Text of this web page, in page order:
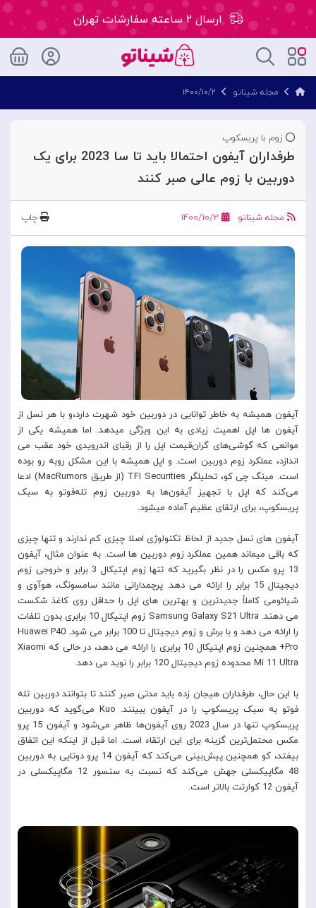
ارسال ۲ ساعته سفارشات تهران
۵۰ هزار تومان تخفیف اولین سفارش کد: WLC
ارسال ۲ ساعته سفارشات تهران مجله شیناتو ۱۴۰۰/۱۰/۲
زوم با پریسکوپ
طرفداران آیفون احتمالا باید تا سا 2023 برای یک
دوربین با زوم عالی صبر کنند
مجله شیناتو ۱۴۰۰/۱۰/۲ چاپ
آیفون همیشه به خاطر توانایی در دوربین خود شهرت دارد،و با هر نسل از
آیفون ها اپل اهمیت زیادی به این ویژگی میدهد. اما همیشه یکی از
موانعی که گوشی‌های گران‌قیمت اپل را از رقبای اندرویدی خود عقب می
اندازد، عملکرد زوم دوربین است. و اپل همیشه با این مشکل روبه رو بوده
است. مینگ چی کو، تحلیلگر TFI Securities (از طریق MacRumors) ادعا
می‌کند که اپل با تجهیز آیفون‌ها به دوربین زوم تله‌فوتو به سبک
پریسکوپ، برای ارتقای عظیم آماده میشود.
آیفون های نسل جدید از لحاظ تکنولوژی اصلا چیزی کم ندارند و تنها چیزی
که باقی میماند همین عملکرد زوم دوربین ها است. به عنوان مثال، آیفون
13 پرو مکس را در نظر بگیرید که تنها زوم اپتیکال 3 برابر و خروجی زوم
دیجیتال 15 برابر را ارائه می دهد. پرچمدارانی مانند سامسونگ، هوآوی و
شیائومی کاملاً جدیدترین و بهترین های اپل را حداقل روی کاغذ شکست
می دهند. Samsung Galaxy S21 Ultra زوم اپتیکال 10 برابری بدون تلفات
را ارائه می دهد و با برش و زوم دیجیتال تا 100 برابر می شود. Huawei P40
Pro+ همچنین زوم اپتیکال 10 برابری را ارائه می دهد، در حالی که Xiaomi
Mi 11 Ultra محدوده زوم دیجیتال 120 برابر را نوید می دهد.
با این حال، طرفداران هیجان زده باید مدتی صبر کنند تا بتوانند دوربین تله
فوتو به سبک پریسکوپ را در آیفون ببینند. Kuo می‌گوید که دوربین
پریسکوپ تنها در سال 2023 روی آیفون‌ها ظاهر می‌شود و آیفون 15 پرو
مکس محتمل‌ترین گزینه برای این ارتقاء است. اما قبل از اینکه این اتفاق
بیفتد، کو همچنین پیش‌بینی می‌کند که آیفون 14 پرو دوتایی به دوربین
48 مگاپیکسلی جهش می‌کند که نسبت به سنسور 12 مگاپیکسلی در
آیفون 12 کوارتت بالاتر است.